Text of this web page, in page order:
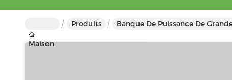
Maison
Produits Banque De Puissance De